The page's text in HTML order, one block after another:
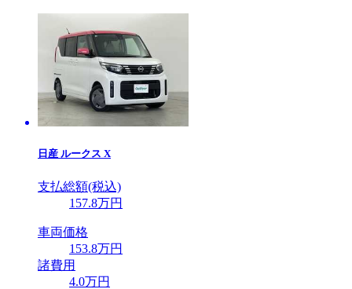
日産 ルークス X
支払総額(税込)
157.8万円
車両価格
153.8万円
諸費用
4.0万円